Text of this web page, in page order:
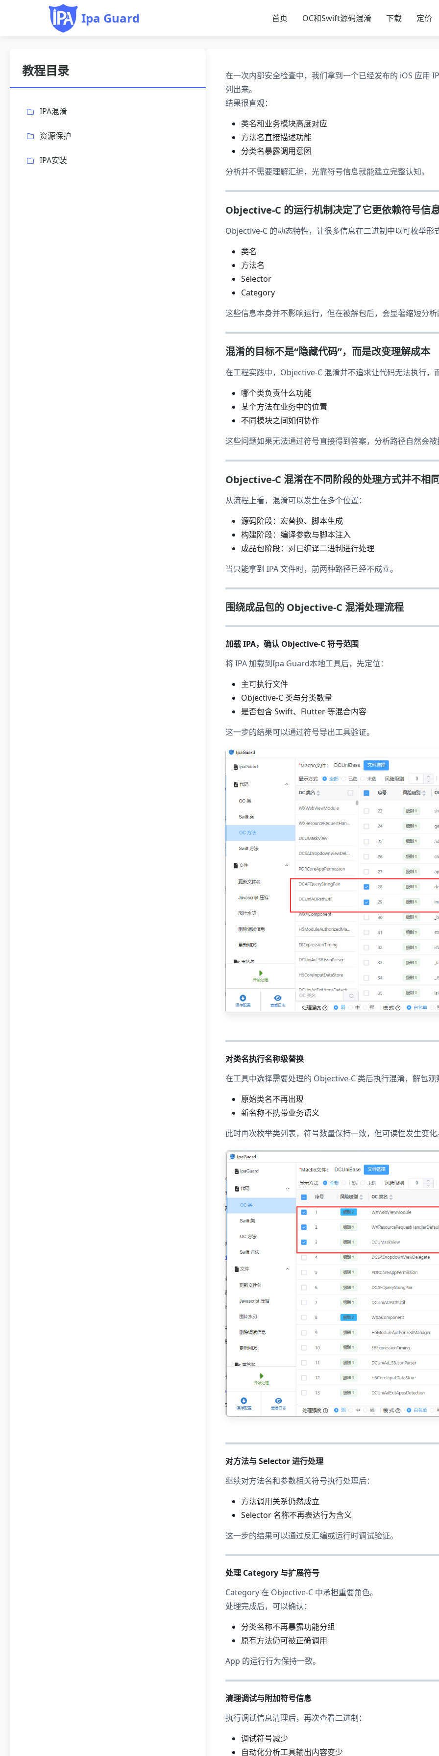
Ipa Guard 首页 OC和Swift源码混淆 下载 定价
教程目录
IPA混淆
资源保护
IPA安装
在一次内部安全检查中，我们拿到一个已经发布的 iOS 应用
列出来。
结果很直观：
类名和业务模块高度对应
方法名直接描述功能
分类名暴露调用意图
分析并不需要理解汇编，光靠符号信息就能建立完整认知。
Objective-C 的运行机制决定了它更依赖符号信
Objective-C 的动态特性，让很多信息在二进制中以可枚举形
类名
方法名
Selector
Category
这些信息本身并不影响运行，但在被解包后，会显著缩短分
混淆的目标不是“隐藏代码”，而是改变理解成本
在工程实践中，Objective-C 混淆并不追求让代码无法执行，
哪个类负责什么功能
某个方法在业务中的位置
不同模块之间如何协作
这些问题如果无法通过符号直接得到答案，分析路径自然会
Objective-C 混淆在不同阶段的处理方式并不相
从流程上看，混淆可以发生在多个位置：
源码阶段：宏替换、脚本生成
构建阶段：编译参数与脚本注入
成品包阶段：对已编译二进制进行处理
当只能拿到 IPA 文件时，前两种路径已经不成立。
围绕成品包的 Objective-C 混淆处理流程
加载 IPA，确认 Objective-C 符号范围
将 IPA 加载到Ipa Guard本地工具后，先定位：
主可执行文件
Objective-C 类与分类数量
是否包含 Swift、Flutter 等混合内容
这一步的结果可以通过符号导出工具验证。
对类名执行名称级替换
在工具中选择需要处理的 Objective-C 类后执行混淆，解包观
原始类名不再出现
新名称不携带业务语义
此时再次枚举类列表，符号数量保持一致，但可读性发生变化
对方法与 Selector 进行处理
继续对方法名和参数相关符号执行处理后：
方法调用关系仍然成立
Selector 名称不再表达行为含义
这一步的结果可以通过反汇编或运行时调试验证。
处理 Category 与扩展符号
Category 在 Objective-C 中承担重要角色。
处理完成后，可以确认：
分类名称不再暴露功能分组
原有方法仍可被正确调用
App 的运行行为保持一致。
清理调试与附加符号信息
执行调试信息清理后，再次查看二进制：
调试符号减少
自动化分析工具输出内容变少